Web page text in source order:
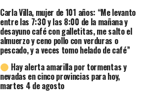
Carla Villa, mujer de 101 años: “Me levanto
entre las 7:30 y las 8:00 de la mañana y
desayuno café con galletitas, me salto el
almuerzo y ceno pollo con verduras o
pescado, y a veces tomo helado de café”
Hay alerta amarilla por tormentas y
nevadas en cinco provincias para hoy,
martes 4 de agosto